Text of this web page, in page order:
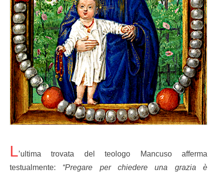
L’ultima trovata del teologo Mancuso afferma
testualmente: “Pregare per chiedere una grazia è